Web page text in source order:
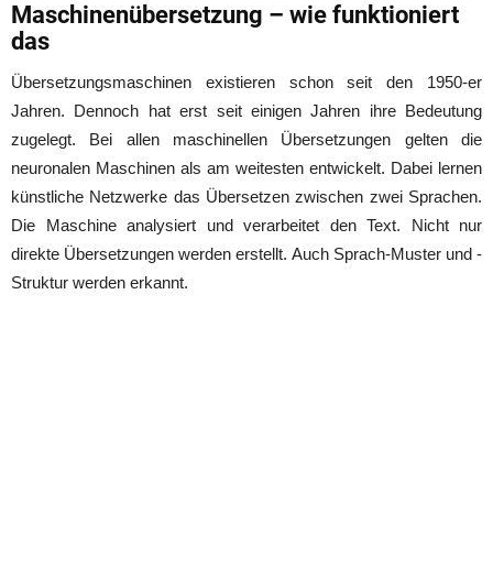
Maschinenübersetzung – wie funktioniert
das
Übersetzungsmaschinen existieren schon seit den 1950-er
Jahren. Dennoch hat erst seit einigen Jahren ihre Bedeutung
zugelegt. Bei allen maschinellen Übersetzungen gelten die
neuronalen Maschinen als am weitesten entwickelt. Dabei lernen
künstliche Netzwerke das Übersetzen zwischen zwei Sprachen.
Die Maschine analysiert und verarbeitet den Text. Nicht nur
direkte Übersetzungen werden erstellt. Auch Sprach-Muster und -
Struktur werden erkannt.